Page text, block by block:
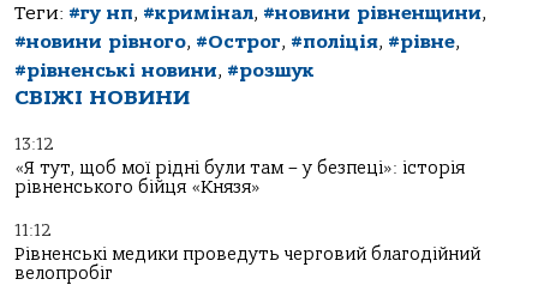
Теги: #гу нп, #кримінал, #новини рівненщини,
#новини рівного, #Острог, #поліція, #рівне,
#рівненські новини, #розшук
СВІЖІ НОВИНИ
13:12
«Я тут, щоб мої рідні були там – у безпеці»: історія
рівненського бійця «Князя»
11:12
Рівненські медики проведуть черговий благодійний
велопробіг